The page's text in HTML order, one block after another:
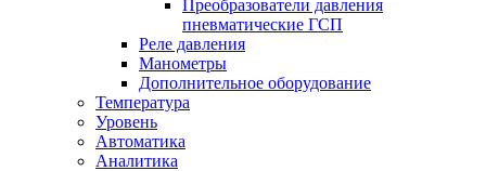
Преобразователи давления
пневматические ГСП
Реле давления
Манометры
Дополнительное оборудование
Температура
Уровень
Автоматика
Аналитика